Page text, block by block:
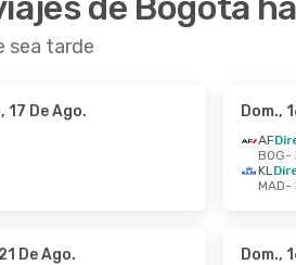
sea tarde
17 De Ago. Dom.,
AF
BOG-
KL
MAD-
De Ago. Dom.,